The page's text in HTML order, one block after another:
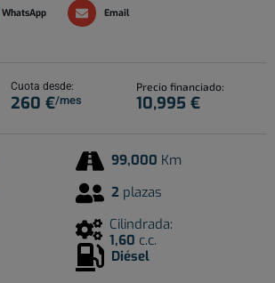
WhatsApp Email
Cuota desde:
260 €/mes
Precio financiado:
10,995 €
99,000 Km
2 plazas
Cilindrada:
1,60 c.c.
Diésel